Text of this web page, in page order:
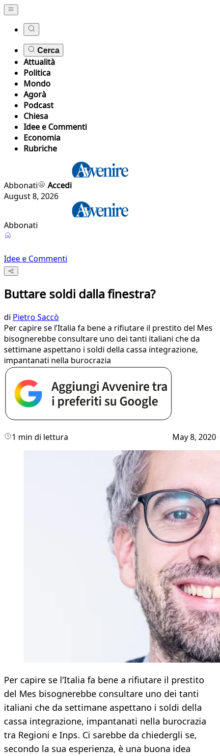
Cerca
Attualità
Politica
Mondo
Agorà
Podcast
Chiesa
Idee e Commenti
Economia
Rubriche
Abbonati
Accedi
August 8, 2026
Abbonati
Idee e Commenti
Buttare soldi dalla finestra?
di Pietro Saccò
Per capire se l’Italia fa bene a rifiutare il prestito del Mes
bisognerebbe consultare uno dei tanti italiani che da
settimane aspettano i soldi della cassa integrazione,
impantanati nella burocrazia
1 min di lettura May 8, 2020
Per capire se l’Italia fa bene a rifiutare il prestito
del Mes bisognerebbe consultare uno dei tanti
italiani che da settimane aspettano i soldi della
cassa integrazione, impantanati nella burocrazia
tra Regioni e Inps. Ci sarebbe da chiedergli se,
secondo la sua esperienza, è una buona idea